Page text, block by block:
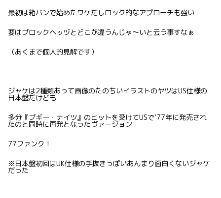
最初は箱バンで始めたワケだしロック的なアプローチも強い
要はブロックヘッヅとどこが違うんじゃ〜いと云う事すなぁ
（あくまで個人的見解です）
ジャケは2種類あって画像のたのちいイラストのヤツはUS仕様の
日本盤だけども
多分『ブギー・ナイツ』のヒットを受けてUSで’77年に発売され
たのと同時に再発となったヴァージョン
77ファンク！
※日本盤初回はUK仕様の手抜きっぽいあんまり面白くないジャケ
だった